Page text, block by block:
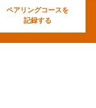
ペアリングコースを
記録する